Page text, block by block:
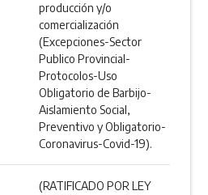
producción y/o
comercialización
(Excepciones-Sector
Publico Provincial-
Protocolos-Uso
Obligatorio de Barbijo-
Aislamiento Social,
Preventivo y Obligatorio-
Coronavirus-Covid-19).
(RATIFICADO POR LEY